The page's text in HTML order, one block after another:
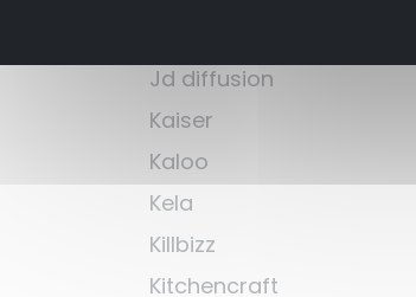
Jd diffusion
Kaiser
Kaloo
Kela
Killbizz
Kitchencraft